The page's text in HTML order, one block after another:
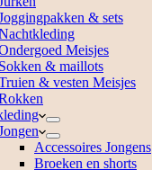
& sets
Meisjes
Sokken & maillots
& vesten Meisjes
Accessoires Jongens
Broeken en shorts